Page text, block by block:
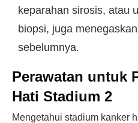
keparahan sirosis, atau
biopsi, juga
sebelumnya.
Perawatan untuk
Hati Stadium 2
Mengetahui stadium kanker